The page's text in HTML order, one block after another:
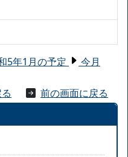
5年1月の予定
今月
前の画面に戻る